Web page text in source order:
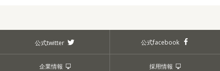
公式twitter 公式facebook
企業情報 採用情報